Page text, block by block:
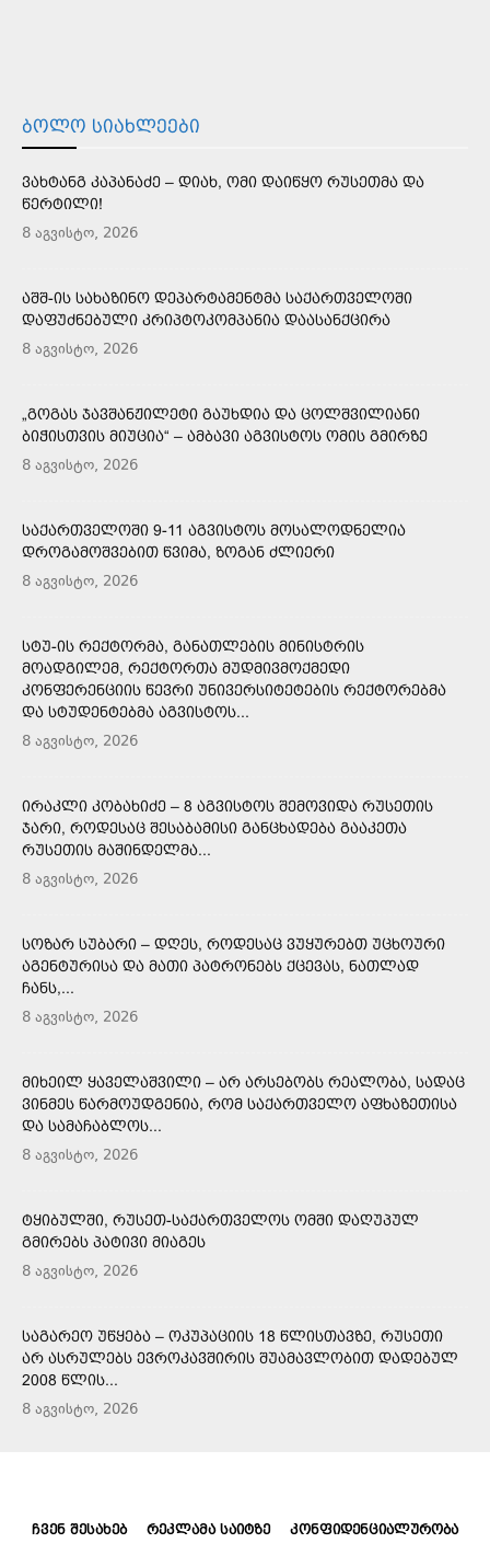
ᲑᲝᲚᲝ ᲡᲘᲐᲮᲚᲔᲔᲑᲘ
ᲕᲐᲮᲢᲐᲜᲒ ᲙᲐᲞᲐᲜᲐᲫᲔ – ᲓᲘᲐᲮ, ᲝᲛᲘ ᲓᲐᲘᲬᲧᲝ ᲠᲣᲡᲔᲗᲛᲐ ᲓᲐ
ᲬᲔᲠᲢᲘᲚᲘ!
8 აგვისტო, 2026
ᲐᲨᲨ-ᲘᲡ ᲡᲐᲮᲐᲖᲘᲜᲝ ᲓᲔᲞᲐᲠᲢᲐᲛᲔᲜᲢᲛᲐ ᲡᲐᲥᲐᲠᲗᲕᲔᲚᲝᲨᲘ
ᲓᲐᲤᲣᲫᲜᲔᲑᲣᲚᲘ ᲙᲠᲘᲞᲢᲝᲙᲝᲛᲞᲐᲜᲘᲐ ᲓᲐᲐᲡᲐᲜᲥᲪᲘᲠᲐ
8 აგვისტო, 2026
„ᲒᲝᲒᲐᲡ ᲯᲐᲕᲨᲐᲜᲟᲘᲚᲔᲢᲘ ᲒᲐᲣᲮᲓᲘᲐ ᲓᲐ ᲪᲝᲚᲨᲕᲘᲚᲘᲐᲜᲘ
ᲑᲘᲭᲘᲡᲗᲕᲘᲡ ᲛᲘᲣᲪᲘᲐ“ – ᲐᲛᲑᲐᲕᲘ ᲐᲒᲕᲘᲡᲢᲝᲡ ᲝᲛᲘᲡ ᲒᲛᲘᲠᲖᲔ
8 აგვისტო, 2026
ᲡᲐᲥᲐᲠᲗᲕᲔᲚᲝᲨᲘ 9-11 ᲐᲒᲕᲘᲡᲢᲝᲡ ᲛᲝᲡᲐᲚᲝᲓᲜᲔᲚᲘᲐ
ᲓᲠᲝᲒᲐᲛᲝᲨᲕᲔᲑᲘᲗ ᲬᲕᲘᲛᲐ, ᲖᲝᲒᲐᲜ ᲫᲚᲘᲔᲠᲘ
8 აგვისტო, 2026
ᲡᲢᲣ-ᲘᲡ ᲠᲔᲥᲢᲝᲠᲛᲐ, ᲒᲐᲜᲐᲗᲚᲔᲑᲘᲡ ᲛᲘᲜᲘᲡᲢᲠᲘᲡ
ᲛᲝᲐᲓᲒᲘᲚᲔᲛ, ᲠᲔᲥᲢᲝᲠᲗᲐ ᲛᲣᲓᲛᲘᲕᲛᲝᲥᲛᲔᲓᲘ
ᲙᲝᲜᲤᲔᲠᲔᲜᲪᲘᲘᲡ ᲬᲔᲕᲠᲘ ᲣᲜᲘᲕᲔᲠᲡᲘᲢᲔᲢᲔᲑᲘᲡ ᲠᲔᲥᲢᲝᲠᲔᲑᲛᲐ
ᲓᲐ ᲡᲢᲣᲓᲔᲜᲢᲔᲑᲛᲐ ᲐᲒᲕᲘᲡᲢᲝᲡ...
8 აგვისტო, 2026
ᲘᲠᲐᲙᲚᲘ ᲙᲝᲑᲐᲮᲘᲫᲔ – 8 ᲐᲒᲕᲘᲡᲢᲝᲡ ᲨᲔᲛᲝᲕᲘᲓᲐ ᲠᲣᲡᲔᲗᲘᲡ
ᲯᲐᲠᲘ, ᲠᲝᲓᲔᲡᲐᲪ ᲨᲔᲡᲐᲑᲐᲛᲘᲡᲘ ᲒᲐᲜᲪᲮᲐᲓᲔᲑᲐ ᲒᲐᲐᲙᲔᲗᲐ
ᲠᲣᲡᲔᲗᲘᲡ ᲛᲐᲨᲘᲜᲓᲔᲚᲛᲐ...
8 აგვისტო, 2026
ᲡᲝᲖᲐᲠ ᲡᲣᲑᲐᲠᲘ – ᲓᲦᲔᲡ, ᲠᲝᲓᲔᲡᲐᲪ ᲕᲣᲧᲣᲠᲔᲑᲗ ᲣᲪᲮᲝᲣᲠᲘ
ᲐᲒᲔᲜᲢᲣᲠᲘᲡᲐ ᲓᲐ ᲛᲐᲗᲘ ᲞᲐᲢᲠᲝᲜᲔᲑᲡ ᲥᲪᲔᲕᲐᲡ, ᲜᲐᲗᲚᲐᲓ
ᲩᲐᲜᲡ,...
8 აგვისტო, 2026
ᲛᲘᲮᲔᲘᲚ ᲧᲐᲕᲔᲚᲐᲨᲕᲘᲚᲘ – ᲐᲠ ᲐᲠᲡᲔᲑᲝᲑᲡ ᲠᲔᲐᲚᲝᲑᲐ, ᲡᲐᲓᲐᲪ
ᲕᲘᲜᲛᲔᲡ ᲬᲐᲠᲛᲝᲣᲓᲒᲔᲜᲘᲐ, ᲠᲝᲛ ᲡᲐᲥᲐᲠᲗᲕᲔᲚᲝ ᲐᲤᲮᲐᲖᲔᲗᲘᲡᲐ
ᲓᲐ ᲡᲐᲛᲐᲩᲐᲑᲚᲝᲡ...
8 აგვისტო, 2026
ᲢᲧᲘᲑᲣᲚᲨᲘ, ᲠᲣᲡᲔᲗ-ᲡᲐᲥᲐᲠᲗᲕᲔᲚᲝᲡ ᲝᲛᲨᲘ ᲓᲐᲦᲣᲞᲣᲚ
ᲒᲛᲘᲠᲔᲑᲡ ᲞᲐᲢᲘᲕᲘ ᲛᲘᲐᲒᲔᲡ
8 აგვისტო, 2026
ᲡᲐᲒᲐᲠᲔᲝ ᲣᲬᲧᲔᲑᲐ – ᲝᲙᲣᲞᲐᲪᲘᲘᲡ 18 ᲬᲚᲘᲡᲗᲐᲕᲖᲔ, ᲠᲣᲡᲔᲗᲘ
ᲐᲠ ᲐᲡᲠᲣᲚᲔᲑᲡ ᲔᲕᲠᲝᲙᲐᲕᲨᲘᲠᲘᲡ ᲨᲣᲐᲛᲐᲕᲚᲝᲑᲘᲗ ᲓᲐᲓᲔᲑᲣᲚ
2008 ᲬᲚᲘᲡ...
8 აგვისტო, 2026
ᲩᲕᲔᲜ ᲨᲔᲡᲐᲮᲔᲑ ᲠᲔᲙᲚᲐᲛᲐ ᲡᲐᲘᲢᲖᲔ ᲙᲝᲜᲤᲘᲓᲔᲜᲪᲘᲐᲚᲣᲠᲝᲑᲐ